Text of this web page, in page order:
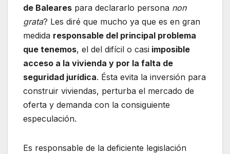
de Baleares para declararlo persona non
grata? Les diré que mucho ya que es en gran
medida responsable del principal problema
que tenemos, el del difícil o casi imposible
acceso a la vivienda y por la falta de
seguridad jurídica. Ésta evita la inversión para
construir viviendas, perturba el mercado de
oferta y demanda con la consiguiente
especulación.
Es responsable de la deficiente legislación